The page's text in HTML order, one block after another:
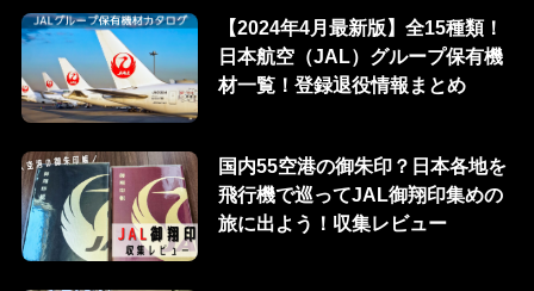
【2024年4月最新版】全15種類！
日本航空（JAL）グループ保有機
材一覧！登録退役情報まとめ
国内55空港の御朱印？日本各地を
飛行機で巡ってJAL御翔印集めの
旅に出よう！収集レビュー